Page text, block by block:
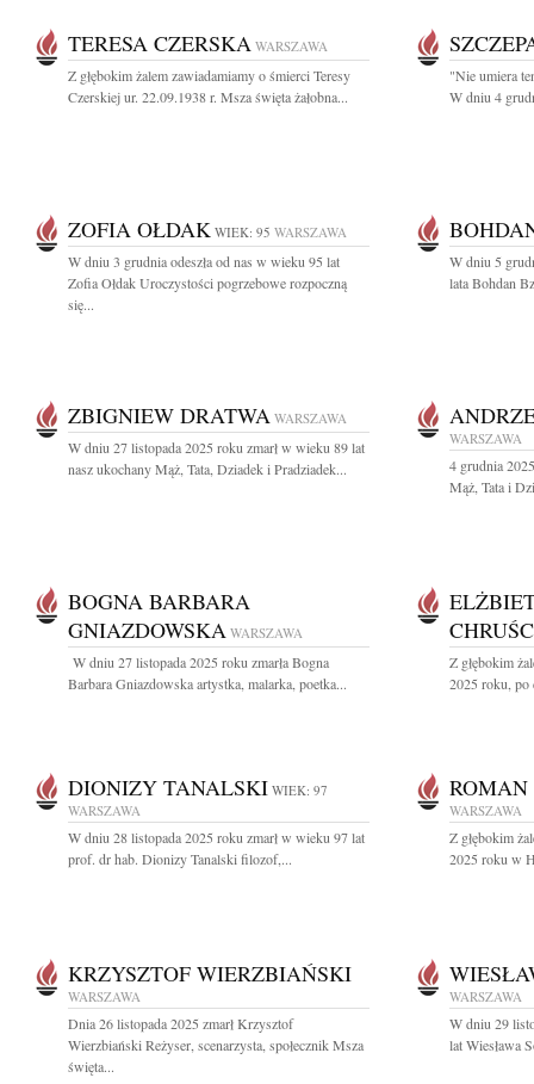
TERESA CZERSKA WARSZAWA
Z głębokim żalem zawiadamiamy o śmierci Teresy
Czerskiej ur. 22.09.1938 r. Msza święta żałobna...
"Nie umiera
W dniu 4
ZOFIA OŁDAK WIEK: 95 WARSZAWA
W dniu 3 grudnia odeszła od nas w wieku 95 lat
Zofia Ołdak Uroczystości pogrzebowe rozpoczną
się...
W dniu 5
lata Bohdan
ZBIGNIEW DRATWA WARSZAWA
W dniu 27 listopada 2025 roku zmarł w wieku 89 lat
nasz ukochany Mąż, Tata, Dziadek i Pradziadek...
WARSZAWA
4 grudnia
Mąż, Tata i
BOGNA BARBARA
GNIAZDOWSKA WARSZAWA
W dniu 27 listopada 2025 roku zmarła Bogna
Barbara Gniazdowska artystka, malarka, poetka...
Z głębokim
2025 roku, po
DIONIZY TANALSKI WIEK: 97
WARSZAWA
W dniu 28 listopada 2025 roku zmarł w wieku 97 lat
prof. dr hab. Dionizy Tanalski filozof,...
WARSZAWA
Z głębokim
2025 roku w
KRZYSZTOF WIERZBIAŃSKI
WARSZAWA
Dnia 26 listopada 2025 zmarł Krzysztof
Wierzbiański Reżyser, scenarzysta, społecznik Msza
święta...
WARSZAWA
W dniu 29
lat Wiesława